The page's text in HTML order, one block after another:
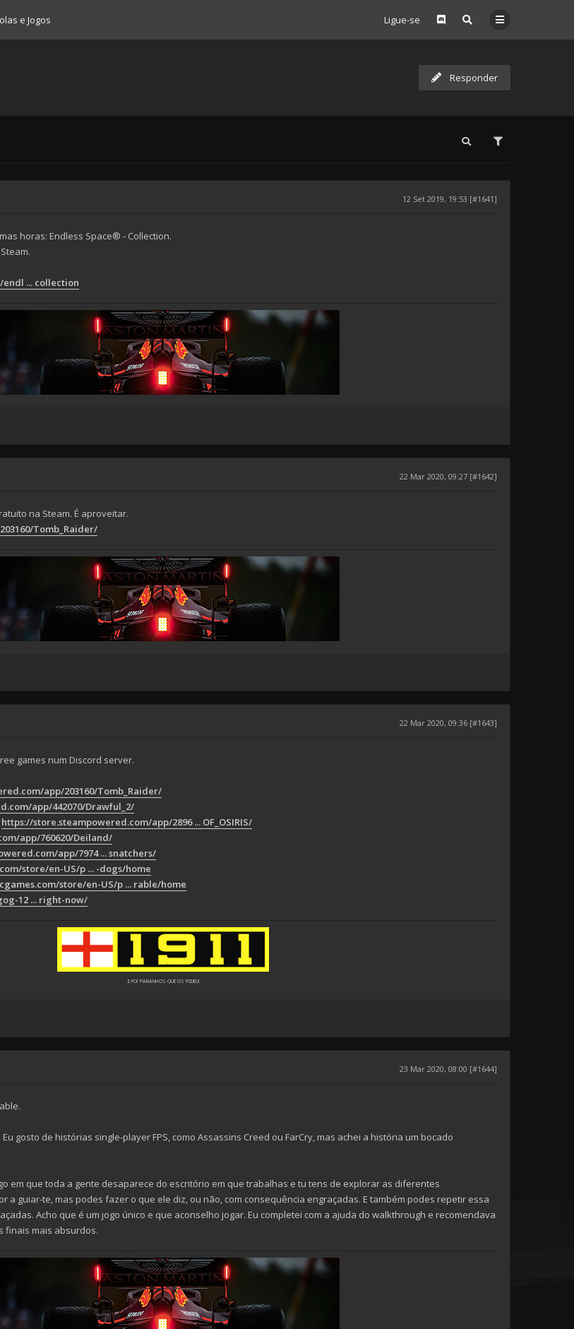
Ligue-se
e Jogos
Responder
12 Set 2019, 19:53 [#1641]
horas: Endless Space® - Collection.
... collection
22 Mar 2020, 09:27 [#1642]
na Steam. É aproveitar.
Tomb_Raider/
22 Mar 2020, 09:36 [#1643]
games num Discord server.
app/203160/Tomb_Raider/
app/442070/Drawful_2/
https://store.steampowered.com/app/2896 ... OF_OSIRIS/
app/760620/Deiland/
app/7974 ... snatchers/
store/en-US/p ... -dogs/home
store/en-US/p ... rable/home
12 ... right-now/
E FOI PARANHOS QUE OS F0DEU!
23 Mar 2020, 08:00 [#1644]
gosto de histórias single-player FPS, como Assassins Creed ou FarCry, mas achei a história um bocado
em que toda a gente desaparece do escritório em que trabalhas e tu tens de explorar as diferentes
a guiar-te, mas podes fazer o que ele diz, ou não, com consequência engraçadas. E também podes repetir essa
Acho que é um jogo único e que aconselho jogar. Eu completei com a ajuda do walkthrough e recomendava
finais mais absurdos.